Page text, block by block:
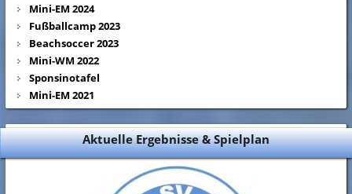
Mini-EM 2024
Fußballcamp 2023
Beachsoccer 2023
Mini-WM 2022
Sponsinotafel
Mini-EM 2021
Aktuelle Ergebnisse & Spielplan